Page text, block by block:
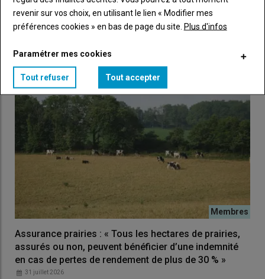
litres de lait bio », en Mayenne
18 juillet 2026
à peine 200 000 litres de lait biologique vendus. Grâce à…
Assurance prairies : « Tous les hectares de prairies,
assurés ou non, peuvent bénéficier d’une indemnité
en cas de pertes de rendement de plus de 30 % »
31 juillet 2026
revenir sur vos choix, en utilisant le lien « Modifier mes
préférences cookies » en bas de page du site. Plus d'infos
Paramétrer mes cookies
Tout refuser Tout accepter